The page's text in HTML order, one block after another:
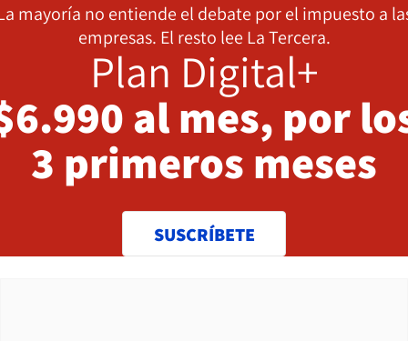
mayoría no entiende el debate por el impuesto a
empresas. El resto lee La Tercera.
Plan Digital+
al mes, por
3 primeros meses
SUSCRÍBETE